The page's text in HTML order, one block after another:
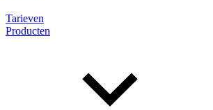
Tarieven
Producten